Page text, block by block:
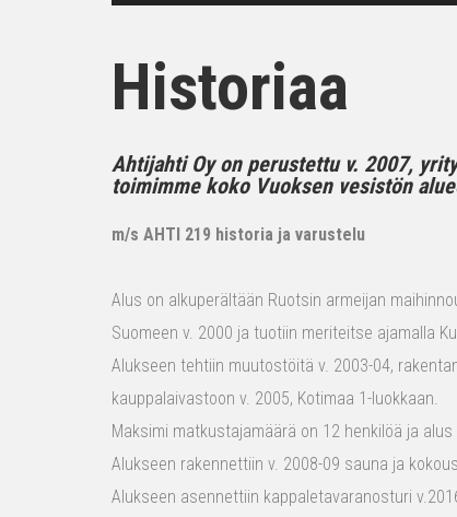
Historiaa
Ahtijahti Oy on perustettu v. 2007,
toimimme koko Vuoksen vesistön
m/s AHTI 219 historia ja varustelu
Alus on alkuperältään Ruotsin armeijan
Suomeen v. 2000 ja tuotiin meriteitse ajamalla
Alukseen tehtiin muutostöitä v. 2003-04,
kauppalaivastoon v. 2005, Kotimaa 1-luokkaan.
Maksimi matkustajamäärä on 12 henkilöä ja
Alukseen rakennettiin v. 2008-09 sauna ja
Alukseen asennettiin kappaletavaranosturi